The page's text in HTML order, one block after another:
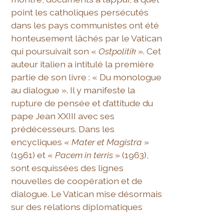
point les catholiques persécutés
dans les pays communistes ont été
honteusement lâchés par le Vatican
qui poursuivait son «Ostpolitik ». Cet
auteur italien a intitulé la première
partie de son livre : « Du monologue
au dialogue ». Il y manifeste la
rupture de pensée et d’attitude du
pape Jean XXIII avec ses
prédécesseurs. Dans les
encycliques «Mater et Magistra »
(1961) et «Pacem in terris » (1963),
sont esquissées des lignes
nouvelles de coopération et de
dialogue. Le Vatican mise désormais
sur des relations diplomatiques